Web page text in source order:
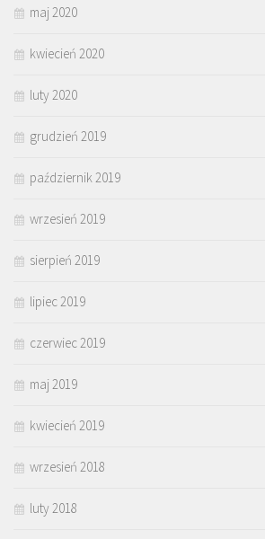
maj 2020
kwiecień 2020
luty 2020
grudzień 2019
październik 2019
wrzesień 2019
sierpień 2019
lipiec 2019
czerwiec 2019
maj 2019
kwiecień 2019
wrzesień 2018
luty 2018